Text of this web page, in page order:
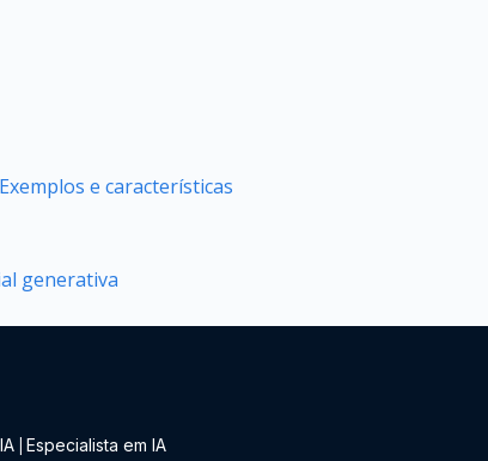
e características
generativa
Especialista em IA